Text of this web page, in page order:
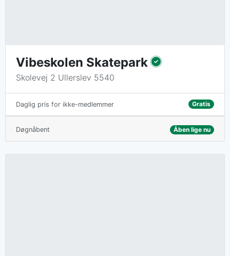
Vibeskolen Skatepark
Skolevej 2 Ullerslev 5540
Daglig pris for ikke-medlemmer Gratis
Døgnåbent Åben lige nu